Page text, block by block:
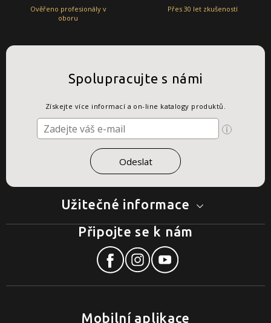
Ověřeno profesionály v
oboru
Přes 30 let zkušeností
Užitečné informace
Spolupracujte s námi
Získejte více informací a on-line katalogy produktů.
Mobilní aplikace
Připojte se k nám